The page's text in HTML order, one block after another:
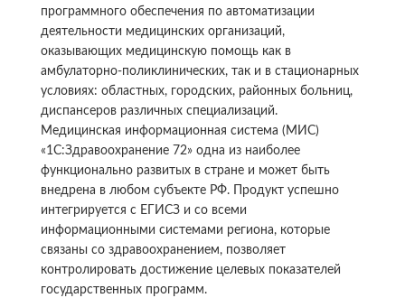
программного обеспечения по автоматизации
деятельности медицинских организаций,
оказывающих медицинскую помощь как в
амбулаторно-поликлинических, так и в стационарных
условиях: областных, городских, районных больниц,
диспансеров различных специализаций.
Медицинская информационная система (МИС)
«1С:Здравоохранение 72» одна из наиболее
функционально развитых в стране и может быть
внедрена в любом субъекте РФ. Продукт успешно
интегрируется с ЕГИСЗ и со всеми
информационными системами региона, которые
связаны со здравоохранением, позволяет
контролировать достижение целевых показателей
государственных программ.